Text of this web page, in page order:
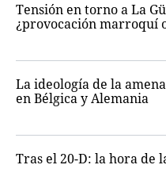
Tensión en torno a La
¿provocación marroquí
La ideología de la
en Bélgica y Alemania
Tras el 20-D: la hora de